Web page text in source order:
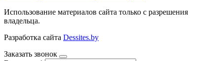
Использование материалов сайта только с разрешения
владельца.
Разработка сайта Dessites.by
Заказать звонок